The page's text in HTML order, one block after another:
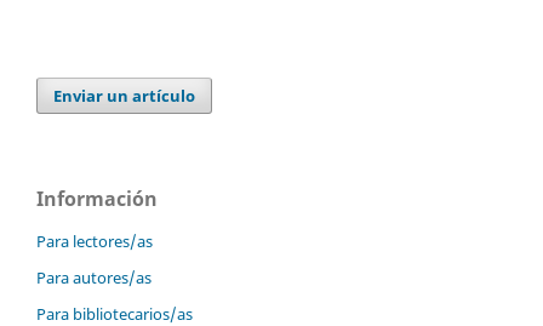
Enviar un artículo
Información
Para lectores/as
Para autores/as
Para bibliotecarios/as